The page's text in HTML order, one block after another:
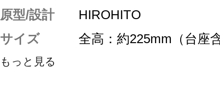
原型/設計
HIROHITO
サイズ
全高：約225mm（台座
もっと見る